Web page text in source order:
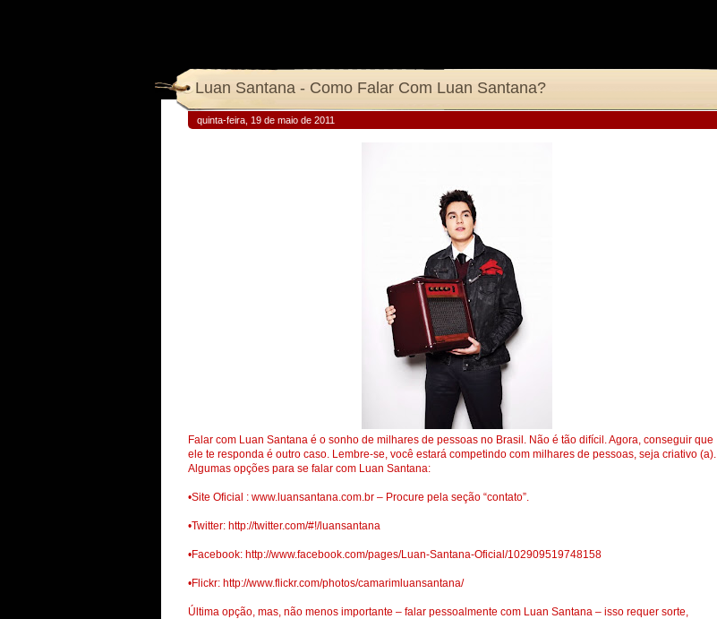
Luan Santana - Como Falar Com Luan Santana?
quinta-feira, 19 de maio de 2011
Falar com Luan Santana é o sonho de milhares de pessoas no Brasil. Não é tão difícil. Agora, conseguir que
ele te responda é outro caso. Lembre-se, você estará competindo com milhares de pessoas, seja criativo (a).
Algumas opções para se falar com Luan Santana:
•Site Oficial : www.luansantana.com.br – Procure pela seção “contato”.
•Twitter: http://twitter.com/#!/luansantana
•Facebook: http://www.facebook.com/pages/Luan-Santana-Oficial/102909519748158
•Flickr: http://www.flickr.com/photos/camarimluansantana/
Última opção, mas, não menos importante – falar pessoalmente com Luan Santana – isso requer sorte,